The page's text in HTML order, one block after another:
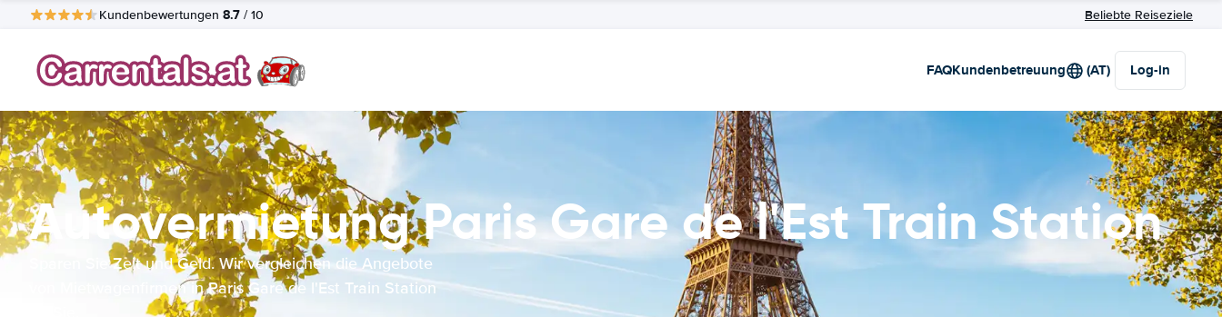
Kundenbewertungen 8.7 / 10 Beliebte Reiseziele
FAQKundenbetreuung (AT) Log-in
Autovermietung Paris Gare de l'Est Train Station
Sparen Sie Zeit und Geld. Wir vergleichen die Angebote
von Mietwagenfirmen in Paris Gare de l'Est Train Station